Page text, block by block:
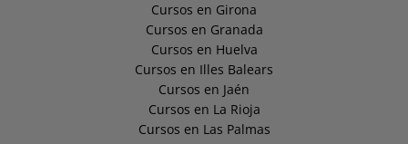
Cursos en Girona
Cursos en Granada
Cursos en Huelva
Cursos en Illes Balears
Cursos en Jaén
Cursos en La Rioja
Cursos en Las Palmas